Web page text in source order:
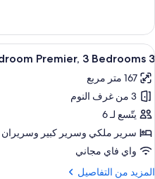
3
Bedroom
Superior,
Bedrooms
استعراض
جميع
صور
3
Bedroom
Premier,
3
Bedrooms
9 3 Bedroom Premier, 3 Bedrooms
167 متر مربع
3 من غرف النوم
يتّسع لـ 6
سرير ملكي‫‬ وسرير كبير‫‬ وسريران
واي فاي مجاني
المزيد من التفاصيل
المزيد